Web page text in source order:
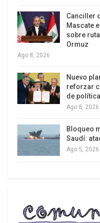
índole…) sólo podría
Naciones Unidas
respetadas por todos
situación en
llamado Estado
contundente y
mundial, en lugar de
terroristas por
realidades
distintas a las actuales.
Canciller
Mascate
sobre
Ormuz
Ago 8, 2026
Nuevo
reforzar
de
Ago 8, 2026
Bloqueo
Saudí:
Ago 5, 2026